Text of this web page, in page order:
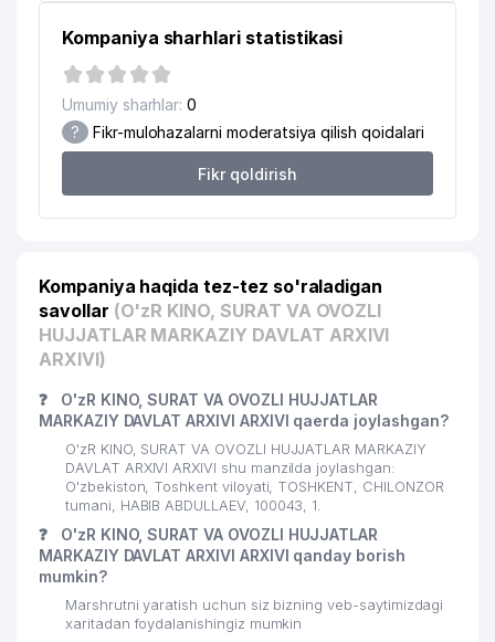
Kompaniya sharhlari statistikasi
Umumiy sharhlar: 0
? Fikr-mulohazalarni moderatsiya qilish qoidalari
Fikr qoldirish
Kompaniya haqida tez-tez so'raladigan
savollar (O'zR KINO, SURAT VA OVOZLI
HUJJATLAR MARKAZIY DAVLAT ARXIVI
ARXIVI)
❓
O'zR KINO, SURAT VA OVOZLI HUJJATLAR
MARKAZIY DAVLAT ARXIVI ARXIVI qaerda joylashgan?
O'zR KINO, SURAT VA OVOZLI HUJJATLAR MARKAZIY
DAVLAT ARXIVI ARXIVI shu manzilda joylashgan:
O'zbekiston, Toshkent viloyati, TOSHKENT, CHILONZOR
tumani, HABIB ABDULLAEV, 100043, 1.
❓
O'zR KINO, SURAT VA OVOZLI HUJJATLAR
MARKAZIY DAVLAT ARXIVI ARXIVI qanday borish
mumkin?
Marshrutni yaratish uchun siz bizning veb-saytimizdagi
xaritadan foydalanishingiz mumkin